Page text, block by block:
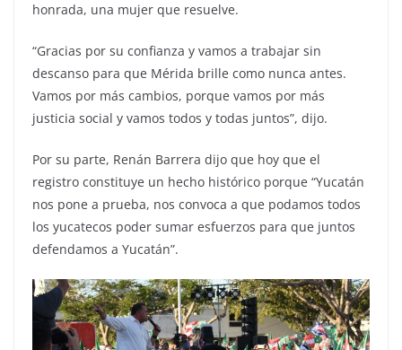
honrada, una mujer que resuelve.
“Gracias por su confianza y vamos a trabajar sin
descanso para que Mérida brille como nunca antes.
Vamos por más cambios, porque vamos por más
justicia social y vamos todos y todas juntos”, dijo.
Por su parte, Renán Barrera dijo que hoy que el
registro constituye un hecho histórico porque “Yucatán
nos pone a prueba, nos convoca a que podamos todos
los yucatecos poder sumar esfuerzos para que juntos
defendamos a Yucatán”.